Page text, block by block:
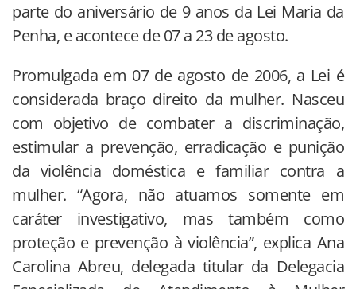
parte do aniversário de 9 anos da Lei Maria da
Penha, e acontece de 07 a 23 de agosto.
Promulgada em 07 de agosto de 2006, a Lei é
considerada braço direito da mulher. Nasceu
com objetivo de combater a discriminação,
estimular a prevenção, erradicação e punição
da violência doméstica e familiar contra a
mulher. “Agora, não atuamos somente em
caráter investigativo, mas também como
proteção e prevenção à violência”, explica Ana
Carolina Abreu, delegada titular da Delegacia